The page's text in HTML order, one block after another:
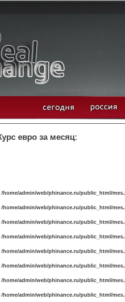
евро за месяц:
/home/admin/web/phinance.ru/public_html/
/home/admin/web/phinance.ru/public_html/
/home/admin/web/phinance.ru/public_html/
/home/admin/web/phinance.ru/public_html/
/home/admin/web/phinance.ru/public_html/
/home/admin/web/phinance.ru/public_html/
/home/admin/web/phinance.ru/public_html/
/home/admin/web/phinance.ru/public_html/